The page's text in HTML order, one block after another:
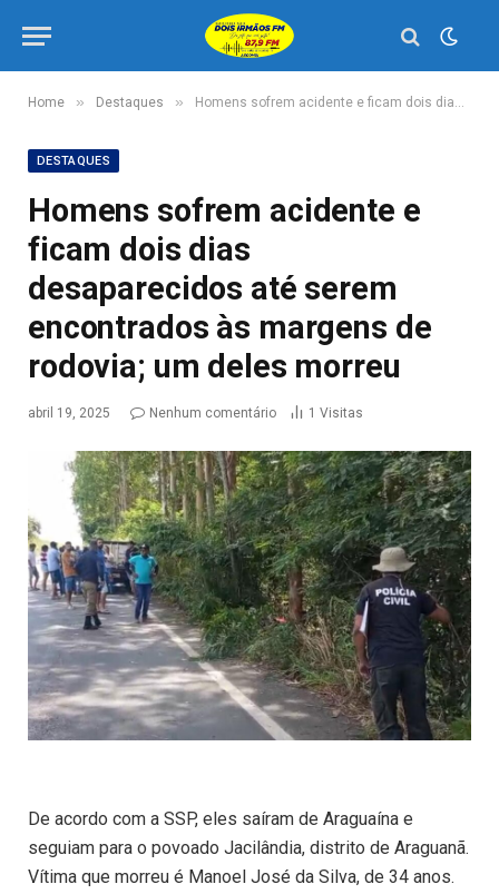
Home » Destaques » Homens sofrem acidente e ficam dois dias desaparecidos até serem encontrados às margens de rodovia; um deles morreu
DESTAQUES
Homens sofrem acidente e
ficam dois dias
desaparecidos até serem
encontrados às margens de
rodovia; um deles morreu
abril 19, 2025 Nenhum comentário 1 Visitas
De acordo com a SSP, eles saíram de Araguaína e
seguiam para o povoado Jacilândia, distrito de Araguanã.
Vítima que morreu é Manoel José da Silva, de 34 anos.